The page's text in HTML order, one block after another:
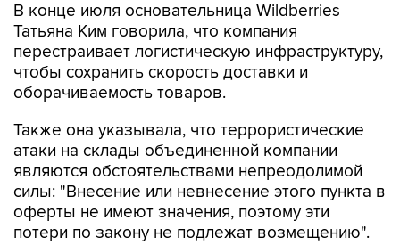
В конце июля основательница Wildberries
Татьяна Ким говорила, что компания
перестраивает логистическую инфраструктуру,
чтобы сохранить скорость доставки и
оборачиваемость товаров.
Также она указывала, что террористические
атаки на склады объединенной компании
являются обстоятельствами непреодолимой
силы: "Внесение или невнесение этого пункта в
оферты не имеют значения, поэтому эти
потери по закону не подлежат возмещению".